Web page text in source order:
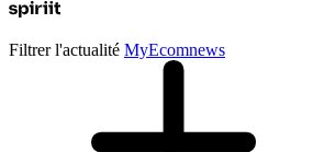
Filtrer l'actualité MyEcomnews